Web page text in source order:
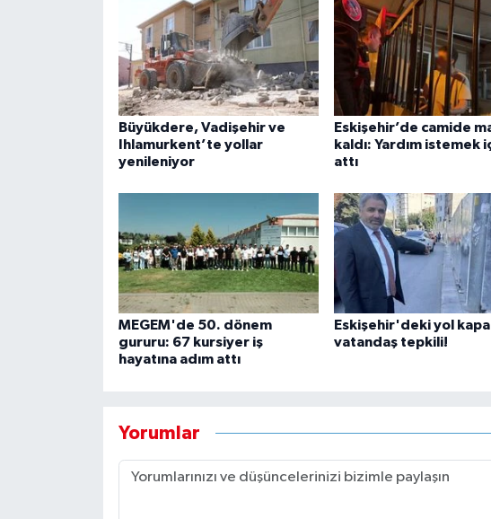
Büyükdere, Vadişehir ve
Ihlamurkent’te yollar
yenileniyor
Eskişehir’de camide
kaldı: Yardım istemek
attı
MEGEM'de 50. dönem
gururu: 67 kursiyer iş
hayatına adım attı
Eskişehir'deki yol
vatandaş tepkili!
Yorumlar